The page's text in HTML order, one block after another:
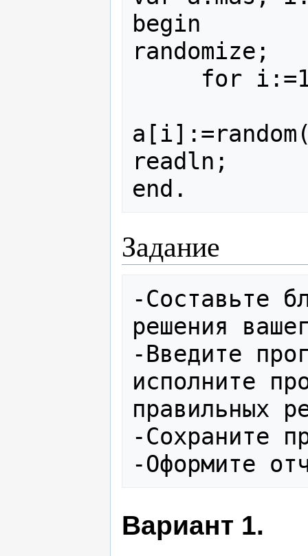
begin
randomize;
readln;
Задание
-Составьте
решения
-Введите
исполните
правильных
-Сохраните
Вариант 1.